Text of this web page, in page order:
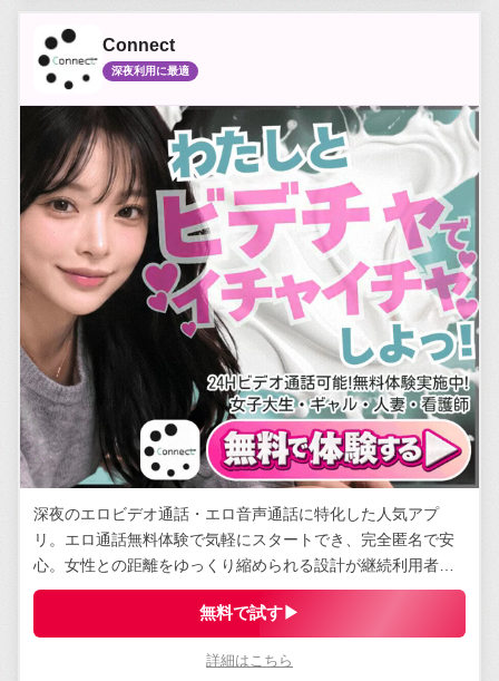
Connect
深夜利用に最適
深夜のエロビデオ通話・エロ音声通話に特化した人気アプ
リ。エロ通話無料体験で気軽にスタートでき、完全匿名で安
心。女性との距離をゆっくり縮められる設計が継続利用者に
支持されている。
無料で試す▶
詳細はこちら